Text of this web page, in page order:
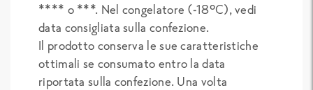
**** o ***. Nel congelatore (-18°C), vedi
data consigliata sulla confezione.
Il prodotto conserva le sue caratteristiche
ottimali se consumato entro la data
riportata sulla confezione. Una volta